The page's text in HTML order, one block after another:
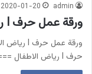
admin
2020-01-20
ورقة عمل حرف l رياض الاطفال
حرف l رياض الاطفال ===== لمشاهدة و تحميل الملفات اسفل الموضوع…